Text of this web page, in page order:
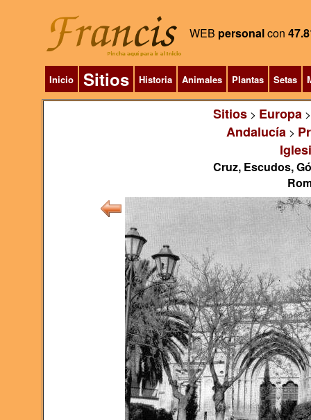
WEB personalcon
Inicio Sitios Historia Animales Plantas Setas
Sitios> Europa
Andalucía >
Cruz, Escudos,